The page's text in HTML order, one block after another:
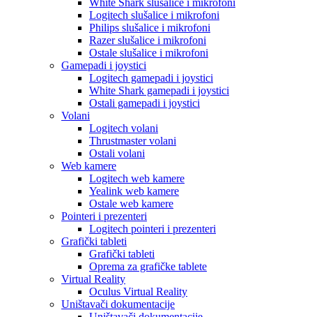
White Shark slušalice i mikrofoni
Logitech slušalice i mikrofoni
Philips slušalice i mikrofoni
Razer slušalice i mikrofoni
Ostale slušalice i mikrofoni
Gamepadi i joystici
Logitech gamepadi i joystici
White Shark gamepadi i joystici
Ostali gamepadi i joystici
Volani
Logitech volani
Thrustmaster volani
Ostali volani
Web kamere
Logitech web kamere
Yealink web kamere
Ostale web kamere
Pointeri i prezenteri
Logitech pointeri i prezenteri
Grafički tableti
Grafički tableti
Oprema za grafičke tablete
Virtual Reality
Oculus Virtual Reality
Uništavači dokumentacije